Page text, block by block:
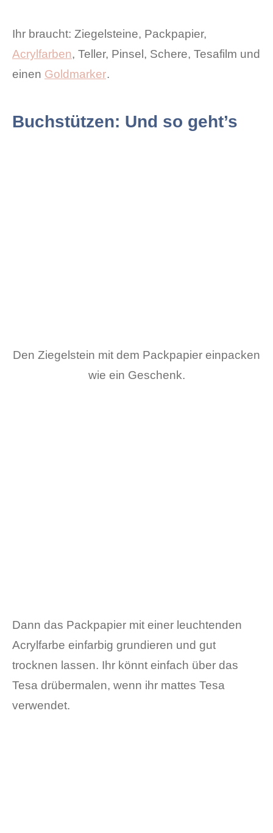
Ihr braucht: Ziegelsteine, Packpapier,
Acrylfarben, Teller, Pinsel, Schere, Tesafilm und
einen Goldmarker.
Buchstützen: Und so geht’s
Den Ziegelstein mit dem Packpapier einpacken
wie ein Geschenk.
Dann das Packpapier mit einer leuchtenden
Acrylfarbe einfarbig grundieren und gut
trocknen lassen. Ihr könnt einfach über das
Tesa drübermalen, wenn ihr mattes Tesa
verwendet.